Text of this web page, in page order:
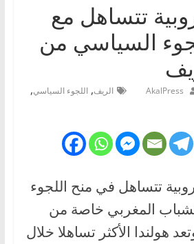
تتساهل مع
السياسي من
AkalPress الريف, اللجوء السياسي,
تتساهل في منح اللجوء
المغربي خاصة من
هولندا الأكثر تساهلا خلال